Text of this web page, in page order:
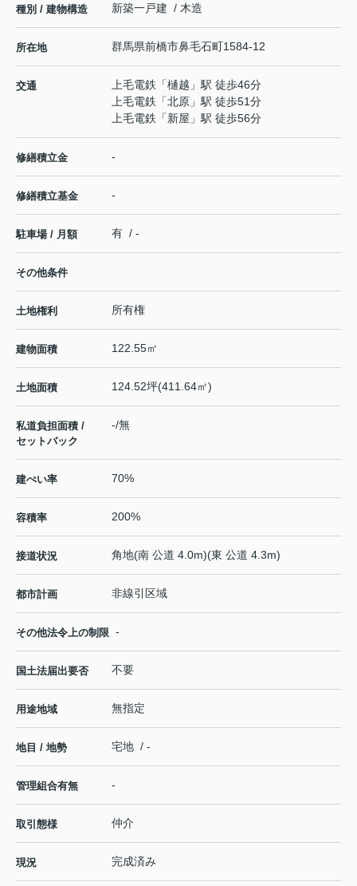
種別 / 建物構造 新築一戸建 / 木造
所在地 群馬県前橋市鼻毛石町1584-12
交通 上毛電鉄 「樋越 」駅 徒歩46分
上毛電鉄 「北原 」駅 徒歩51分
上毛電鉄 「新屋 」駅 徒歩56分
修繕積立金 -
修繕積立基金 -
駐車場 / 月額 有 / -
その他条件
土地権利 所有権
建物面積 122.55㎡
土地面積 124.52坪(411.64㎡)
私道負担面積 /
セットバック
-/無
建ぺい率 70%
容積率 200%
接道状況 角地(南 公道 4.0m)(東 公道 4.3m)
都市計画 非線引区域
その他法令上の制限 -
国土法届出要否 不要
用途地域 無指定
地目 / 地勢 宅地 / -
管理組合有無 -
取引態様 仲介
現況 完成済み